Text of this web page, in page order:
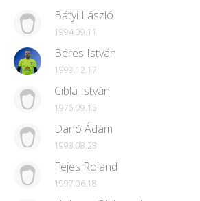
Bátyi László
1994.09.11
Béres István
1999.12.17
Cibla István
1975.09.15
Danó Ádám
1998.08.28
Fejes Roland
1997.06.18